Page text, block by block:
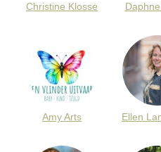
Christine Klosse
Amy Arts